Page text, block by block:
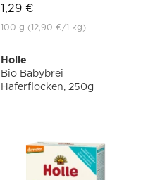
1,29 €
100 g (12,90 €/1 kg)
Holle
Bio Babybrei
Haferflocken, 250g